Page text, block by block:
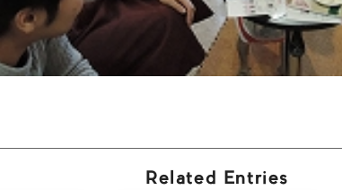
Related Entries